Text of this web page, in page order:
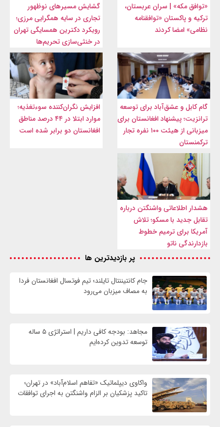
«توافق مکه» | سران عربستان،
ترکیه و پاکستان «توافقنامه
نظامی» امضا کردند
گشایش مسیرهای نوظهور
تجاری در سایه همگرایی مرزی؛
رویکرد دکترین همسایگی تهران
در خنثی‌سازی تحریم‌ها
گام کابل و عشق‌آباد برای توسعه
ترانزیت؛ پیشنهاد افغانستان برای
میزبانی از هیئت ۱۰۰ نفره تجار
ترکمنستان
افزایش نگران‌کننده سوءتغذیه؛
موارد ابتلا در ۴۴ درصد مناطق
افغانستان دو برابر شده است
هشدار اطلاعاتی واشنگتن درباره
تقابل جدید با مسکو؛ تلاش
آمریکا برای ترمیم خطوط
بازدارندگی ناتو
پر بازدیدترین ها
جام کانتیننتال تایلند؛ تیم فوتسال افغانستان فردا
به مصاف میزبان می‌رود
مجاهد: بودجه کافی داریم | استراتژی ۵ ساله
توسعه تدوین کرده‌ایم
واکاوی دیپلماتیک «تفاهم اسلام‌آباد» در تهران؛
تاکید پزشکیان بر الزام واشنگتن به اجرای توافقات